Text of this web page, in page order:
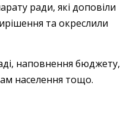
ради, які доповіли
та окреслили
наповнення бюджету,
населення тощо.